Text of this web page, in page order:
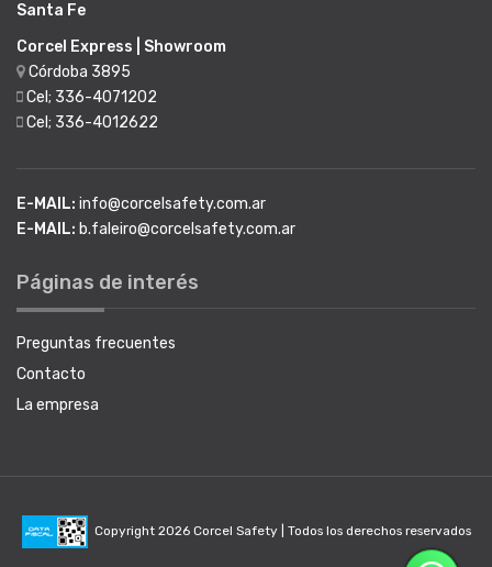
Santa Fe
Corcel Express | Showroom
Córdoba 3895
Cel; 336-4071202
Cel; 336-4012622
E-MAIL: info@corcelsafety.com.ar
E-MAIL: b.faleiro@corcelsafety.com.ar
Páginas de interés
Preguntas frecuentes
Contacto
La empresa
Copyright 2026 Corcel Safety | Todos los derechos reservados